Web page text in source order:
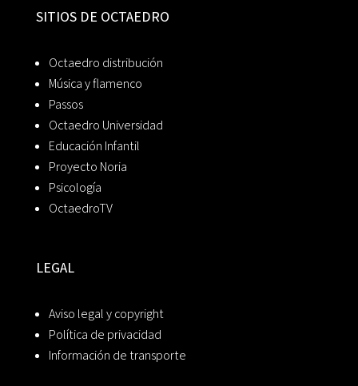
SITIOS DE OCTAEDRO
Octaedro distribución
Música y flamenco
Passos
Octaedro Universidad
Educación Infantil
Proyecto Noria
Psicología
OctaedroTV
LEGAL
Aviso legal y copyright
Política de privacidad
Información de transporte